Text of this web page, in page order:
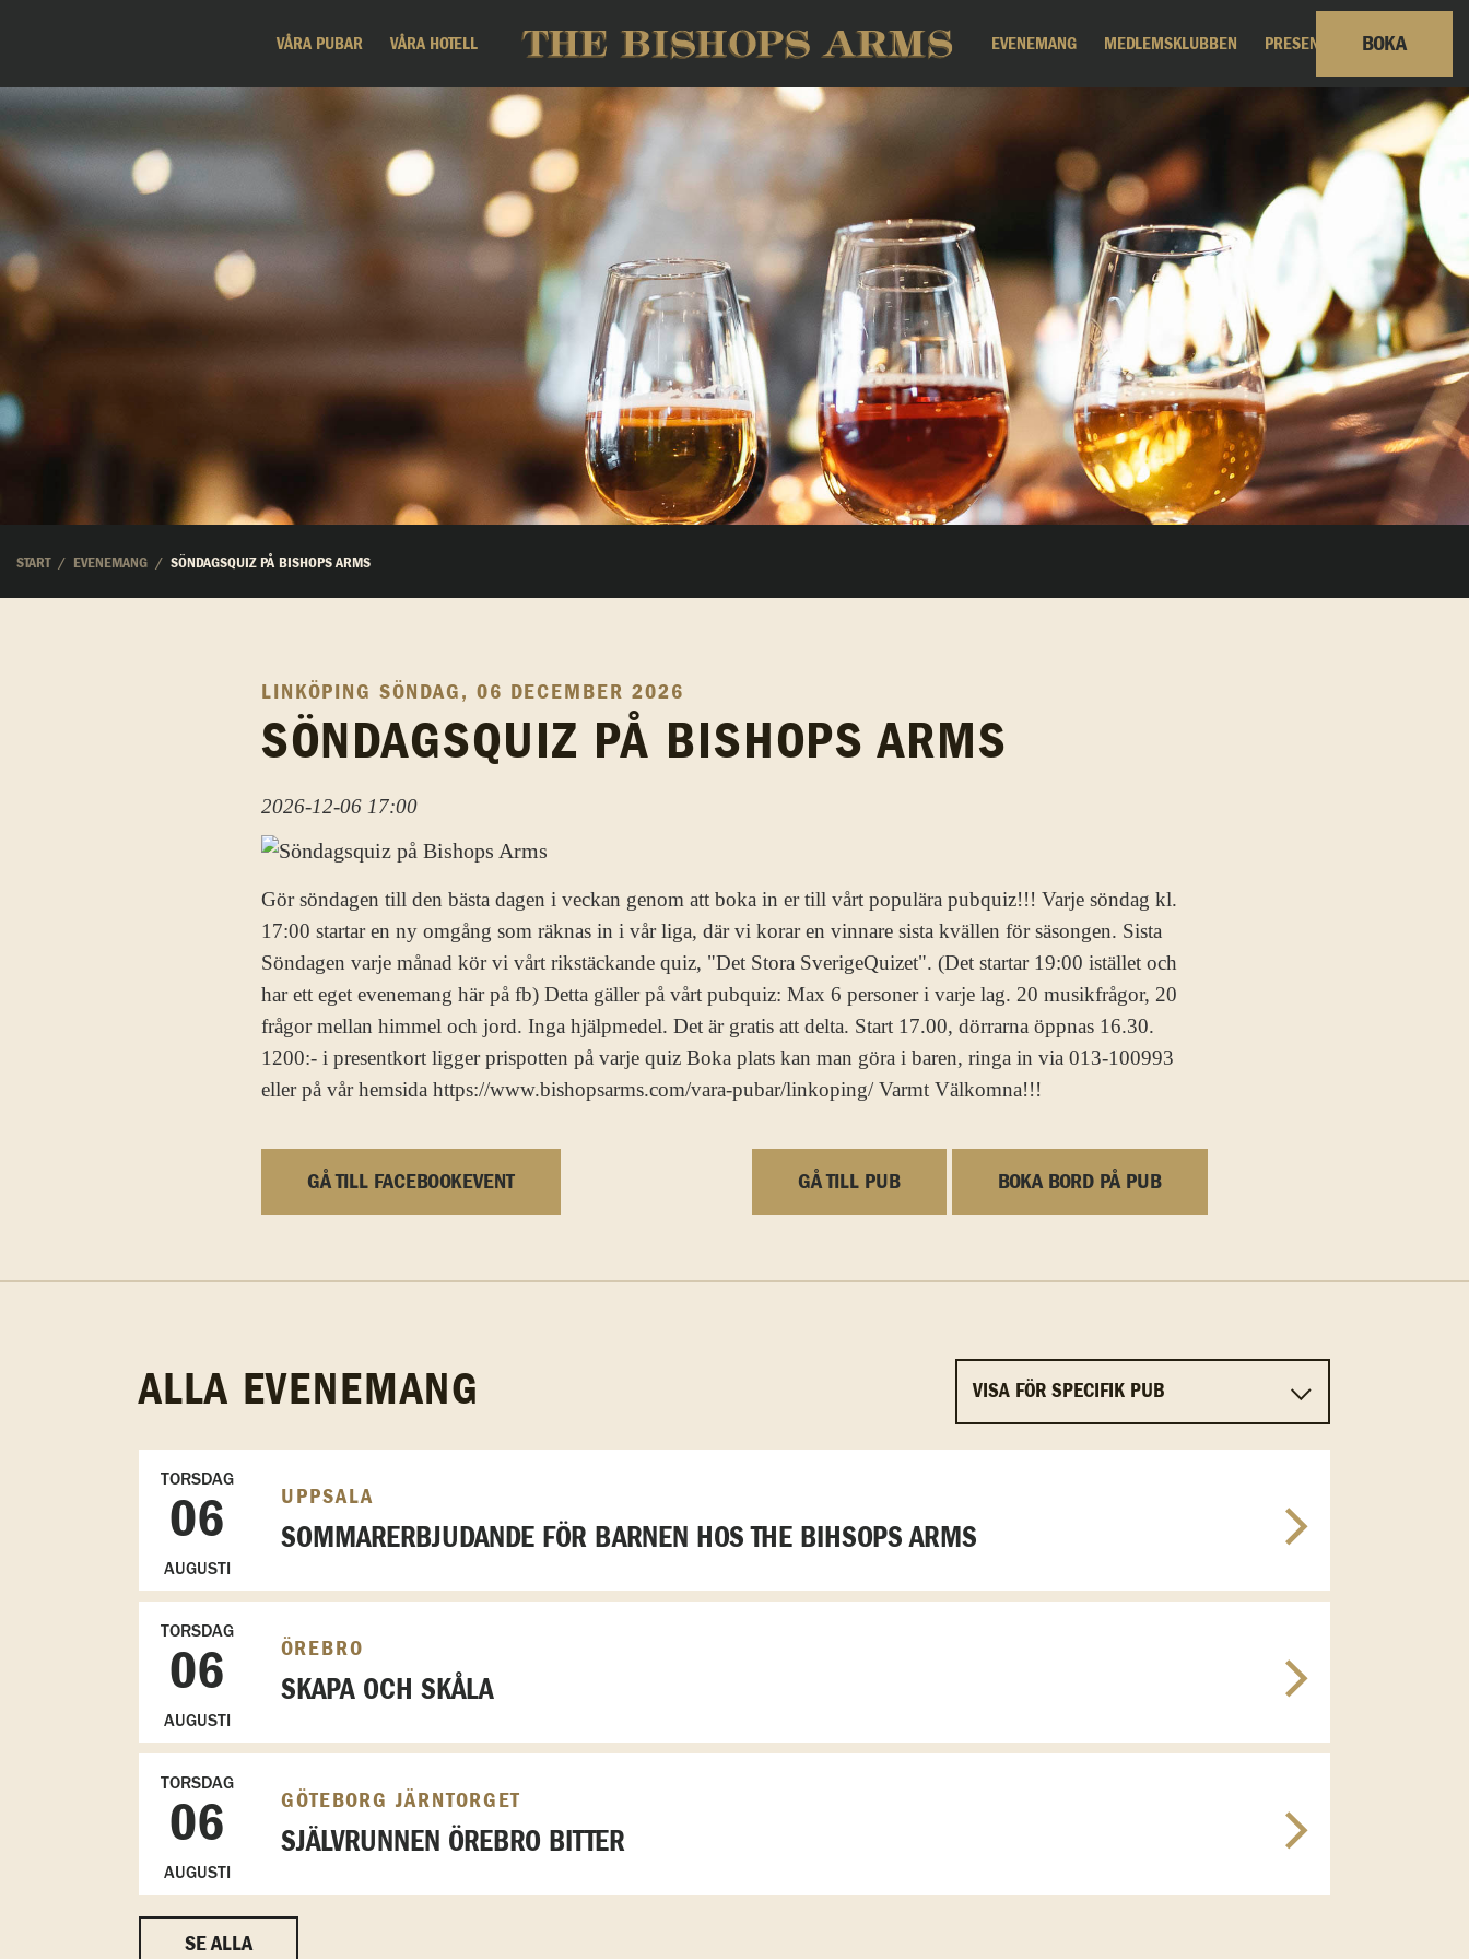
VÅRA PUBAR VÅRA HOTELL EVENEMANG MEDLEMSKLUBBEN PRESENTKORT BOKA
START EVENEMANG SÖNDAGSQUIZ PÅ BISHOPS ARMS
LINKÖPING SÖNDAG, 06 DECEMBER 2026
SÖNDAGSQUIZ PÅ BISHOPS ARMS
2026-12-06 17:00
Gör söndagen till den bästa dagen i veckan genom att boka in er till vårt populära pubquiz!!! Varje söndag kl.
17:00 startar en ny omgång som räknas in i vår liga, där vi korar en vinnare sista kvällen för säsongen. Sista
Söndagen varje månad kör vi vårt rikstäckande quiz, "Det Stora SverigeQuizet". (Det startar 19:00 istället och
har ett eget evenemang här på fb) Detta gäller på vårt pubquiz: Max 6 personer i varje lag. 20 musikfrågor, 20
frågor mellan himmel och jord. Inga hjälpmedel. Det är gratis att delta. Start 17.00, dörrarna öppnas 16.30.
1200:- i presentkort ligger prispotten på varje quiz Boka plats kan man göra i baren, ringa in via 013-100993
eller på vår hemsida https://www.bishopsarms.com/vara-pubar/linkoping/ Varmt Välkomna!!!
GÅ TILL FACEBOOKEVENT GÅ TILL PUB BOKA BORD PÅ PUB
ALLA EVENEMANG
TORSDAG
06
AUGUSTI
UPPSALA
SOMMARERBJUDANDE FÖR BARNEN HOS THE BIHSOPS ARMS
TORSDAG
06
AUGUSTI
ÖREBRO
SKAPA OCH SKÅLA
TORSDAG
06
AUGUSTI
GÖTEBORG JÄRNTORGET
SJÄLVRUNNEN ÖREBRO BITTER
SE ALLA